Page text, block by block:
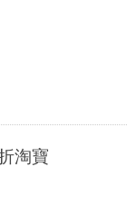
相9折淘寶